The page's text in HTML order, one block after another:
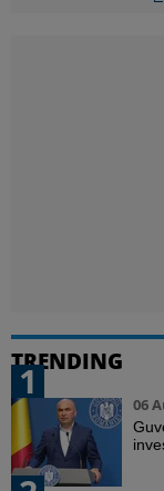
TRENDING
1
06